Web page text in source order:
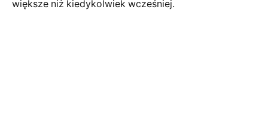
większe niż kiedykolwiek wcześniej.